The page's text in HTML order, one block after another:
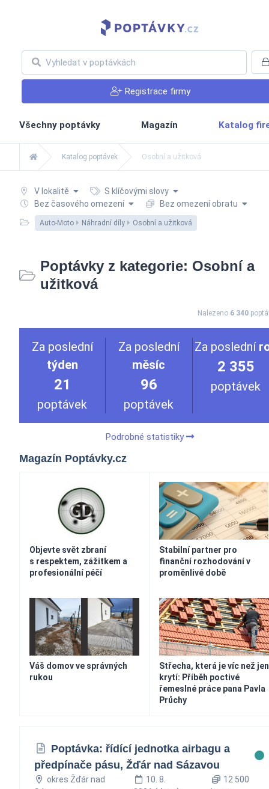
Registrace firmy
Všechny poptávky Magazín Katalog
Katalog poptávek Osobní a užitková
V lokalitě
S klíčovými slovy
Bez časového omezení
Bez omezení obratu
Auto-Moto Náhradní díly Osobní a užitková
Poptávky z kategorie: Osobní a
užitková
Nalezeno 6 340
Za poslední
týden
21
poptávek
Za poslední
měsíc
96
poptávek
Za poslední
2 355
poptávek
Podrobné statistiky
Magazín Poptávky.cz
Objevte svět zbraní
s respektem, zážitkem a
profesionální péčí
Stabilní partner pro
finanční rozhodování v
proměnlivé době
Váš domov ve správných
rukou
Střecha, která je víc než jen
krytí: Příběh poctivé
řemeslné práce pana Pavla
Průchy
Poptávka: řídící jednotka airbagu a
předpínače pásu, Žďár nad Sázavou
okres Žďár nad
10. 8.
12 500